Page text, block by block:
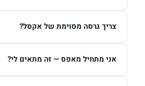
צריך גרסה מסוימת של אקסל?
אני מתחיל מאפס — זה מתאים לי?